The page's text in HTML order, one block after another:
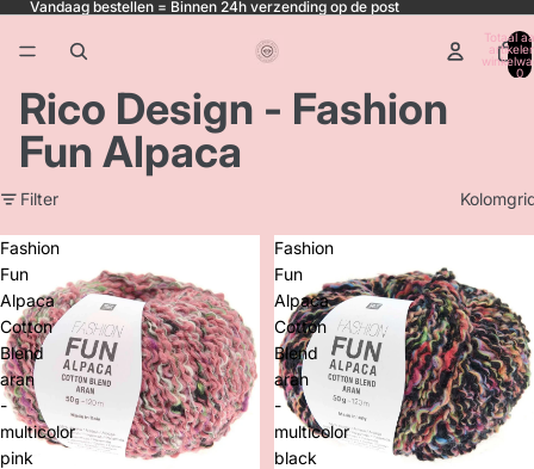
Vandaag bestellen = Binnen 24h verzending op de post
Totaal
0
Rico Design - Fashion
Fun Alpaca
Filter
Fashion
Fun
Alpaca
Cotton
Blend
aran
-
multicolor
pink
Fashion
Fun
Alpaca
Cotton
Blend
aran
-
multicolor
black